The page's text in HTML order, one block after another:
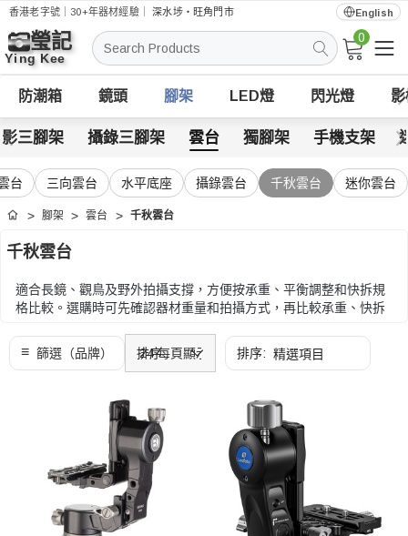
香港老字號｜30+年器材經驗｜深水埗・旺角門市 English
搜
索
0
防潮箱 鏡頭 腳架 LED燈 閃光燈
三腳架 攝錄三腳架 雲台 獨腳架 手機支架
台 三向雲台 水平底座 攝錄雲台 千秋雲台 迷你雲台
首頁 腳架 雲台 千秋雲台
千秋雲台
適合長鏡、觀鳥及野外拍攝支撐，方便按承重、平衡調整和快拆規
格比較。選購時可先確認器材重量和拍攝方式，再比較承重、快拆
選購時可先確認器材重量和拍攝方式，再比較承重、快拆規格、阻
尼、角度控制和鎖緊方式。